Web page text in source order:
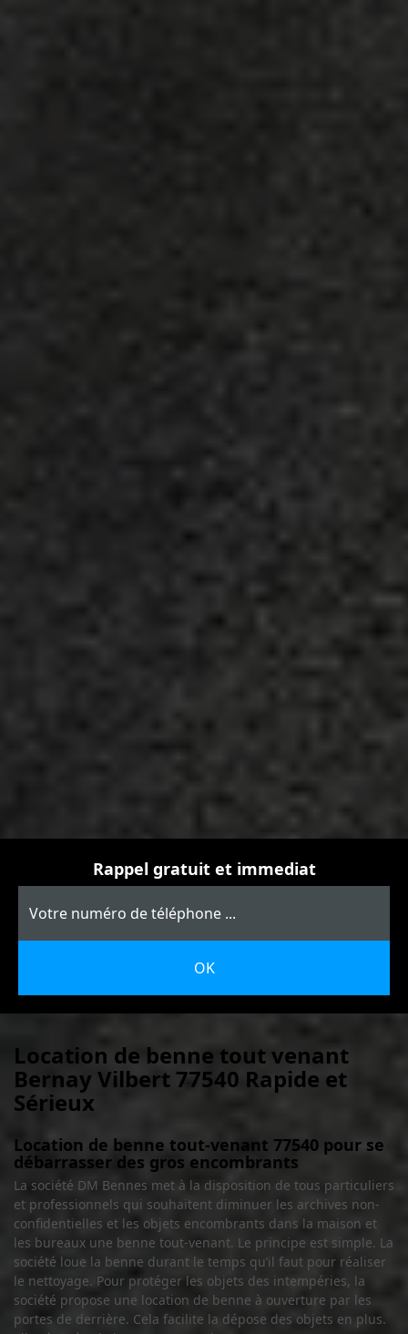
Rappel gratuit et immediat
Location de benne tout venant
Bernay Vilbert 77540 Rapide et
Sérieux
Location de benne tout-venant 77540 pour se
débarrasser des gros encombrants
La société DM Bennes met à la disposition de tous particuliers
et professionnels qui souhaitent diminuer les archives non-
confidentielles et les objets encombrants dans la maison et
les bureaux une benne tout-venant. Le principe est simple. La
société loue la benne durant le temps qu’il faut pour réaliser
le nettoyage. Pour protéger les objets des intempéries, la
société propose une location de benne à ouverture par les
portes de derrière. Cela facilite la dépose des objets en plus.